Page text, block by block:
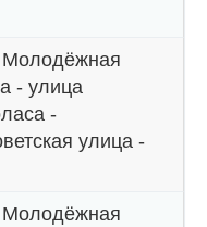
Молодёжная
- улица
-
улица -
Молодёжная